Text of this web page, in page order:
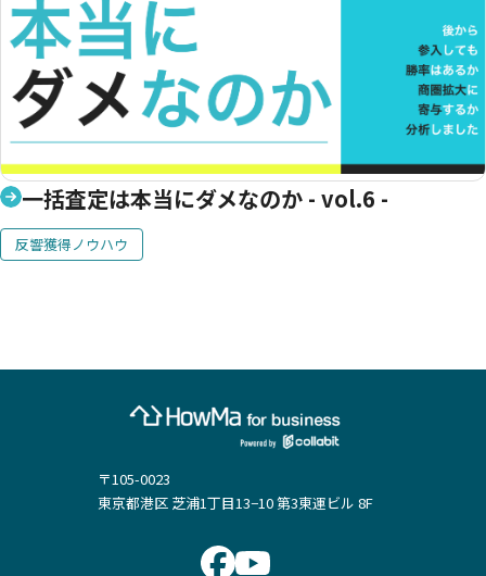
一括査定は本当にダメなのか - vol.6 -
反響獲得ノウハウ
〒105-0023
東京都港区 芝浦1丁目13−10 第3東運ビル 8F